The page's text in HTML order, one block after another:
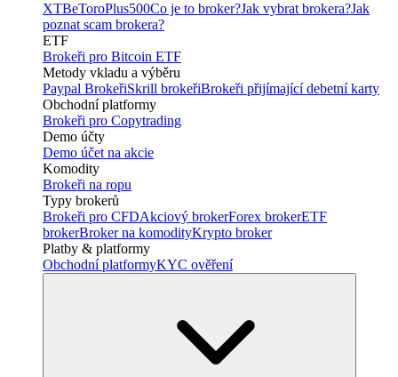
XTBeToroPlus500Co je to broker?Jak vybrat brokera?Jak
poznat scam brokera?
ETF
Brokeři pro Bitcoin ETF
Metody vkladu a výběru
Paypal BrokeřiSkrill brokeřiBrokeři přijímající debetní karty
Obchodní platformy
Brokeři pro Copytrading
Demo účty
Demo účet na akcie
Komodity
Brokeři na ropu
Typy brokerů
Brokeři pro CFDAkciový brokerForex brokerETF
brokerBroker na komodityKrypto broker
Platby & platformy
Obchodní platformyKYC ověření